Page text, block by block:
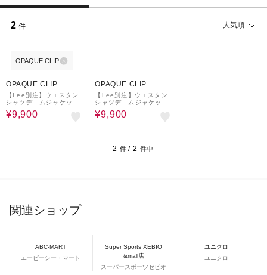
2 件 人気順
OPAQUE.CLIP
OPAQUE.CLIP
【Lee別注】ウエスタン
シャツデニムジャケット
【洗濯機OK】
¥9,900
OPAQUE.CLIP
【Lee別注】ウエスタン
シャツデニムジャケット
【洗濯機OK】
¥9,900
2 件 / 2 件中
関連ショップ
ABC-MART
エービーシー・マート
Super Sports XEBIO
&mall店
スーパースポーツゼビオ
ユニクロ
ユニクロ